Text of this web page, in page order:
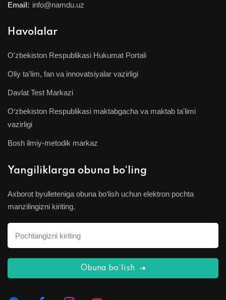
Email: info@namdu.uz
Havolalar
O'zbekiston Respublikasi Hukumat Portali
Oliy ta'lim, fan va innovatsiyalar vazirligi
Davlat Test Markazi
O‘zbekiston Respublikasi maktabgacha va maktab ta'limi
vazirligi
Bosh ilmiy-metodik markaz
Yangiliklarga obuna bo‘ling
Axborot byulleteniga obuna bo‘lish uchun elektron pochta
manzilingizni kiriting.
Obuna bo‘lish